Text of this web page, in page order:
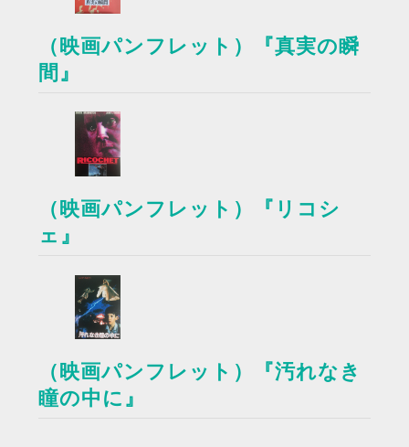
（映画パンフレット）『真実の瞬
間』
（映画パンフレット）『リコシ
ェ』
（映画パンフレット）『汚れなき
瞳の中に』